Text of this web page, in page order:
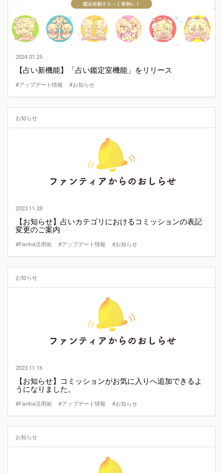
2024.01.25
【占い新機能】「占い鑑定室機能」をリリース
#アップデート情報 #お知らせ
お知らせ
2023.11.28
【お知らせ】占いカテゴリにおけるコミッションの表記
変更のご案内
#Fantia活用術 #アップデート情報 #お知らせ
お知らせ
2023.11.16
【お知らせ】コミッションがお気に入りへ追加できるよ
うになりました。
#Fantia活用術 #アップデート情報 #お知らせ
お知らせ